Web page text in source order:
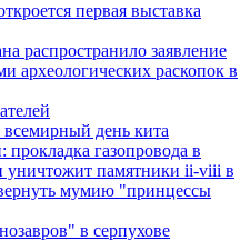
первая выставка
распространило заявление
археологических раскопок в
всемирный день кита
газопровода в
уничтожит памятники ii-viii в
мумию "принцессы
в серпухове